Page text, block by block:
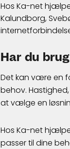
Hos Ka-net
Kalundborg,
Har du
Det kan være en
behov.
at vælge en
Hos Ka-net
passer til dine